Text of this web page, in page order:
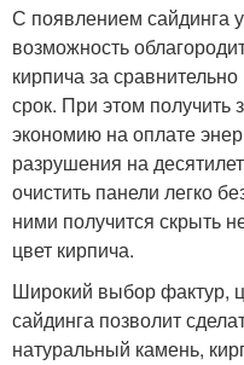
С появлением сайдинга
возможность
кирпича за
срок. При этом
экономию на оплате
разрушения на
очистить панели легко
ними получится скрыть
цвет кирпича.
Широкий выбор фактур,
сайдинга позволит
натуральный камень,